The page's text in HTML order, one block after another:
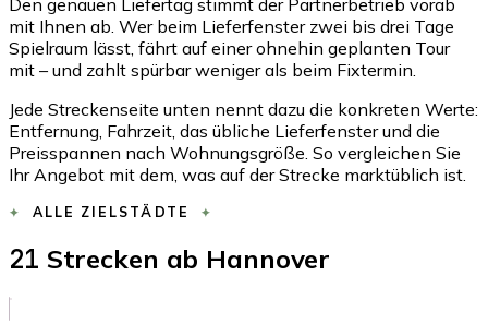
Den genauen Liefertag stimmt der Partnerbetrieb vorab
mit Ihnen ab. Wer beim Lieferfenster zwei bis drei Tage
Spielraum lässt, fährt auf einer ohnehin geplanten Tour
mit – und zahlt spürbar weniger als beim Fixtermin.
Jede Streckenseite unten nennt dazu die konkreten Werte:
Entfernung, Fahrzeit, das übliche Lieferfenster und die
Preisspannen nach Wohnungsgröße. So vergleichen Sie
Ihr Angebot mit dem, was auf der Strecke marktüblich ist.
ALLE ZIELSTÄDTE
21 Strecken ab Hannover